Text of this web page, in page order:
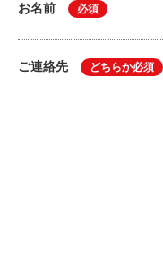
お名前 必須
ご連絡先 どちらか必須